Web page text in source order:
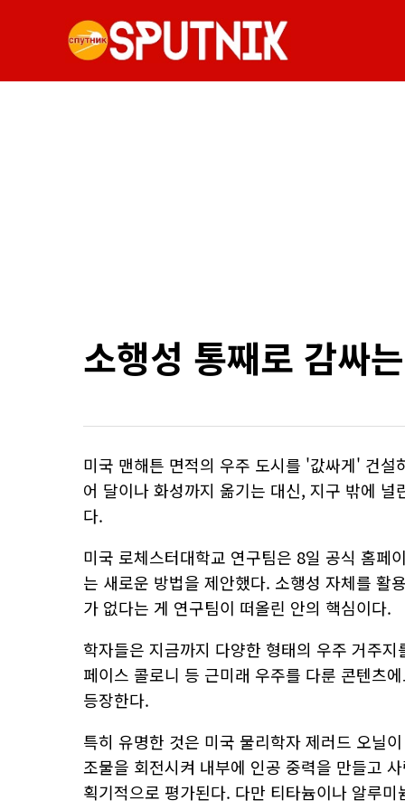
소행성 통째로 감싸
미국 맨해튼 면적의 우주 도시를 '값싸게' 건
어 달이나 화성까지 옮기는 대신, 지구 밖에
다.
미국 로체스터대학교 연구팀은 8일 공식 홈페
는 새로운 방법을 제안했다. 소행성 자체를 활
가 없다는 게 연구팀이 떠올린 안의 핵심이다.
학자들은 지금까지 다양한 형태의 우주 거주
페이스 콜로니 등 근미래 우주를 다룬 콘텐츠
등장한다.
특히 유명한 것은 미국 물리학자 제러드 오
조물을 회전시켜 내부에 인공 중력을 만들고
획기적으로 평가된다. 다만 티타늄이나 알루